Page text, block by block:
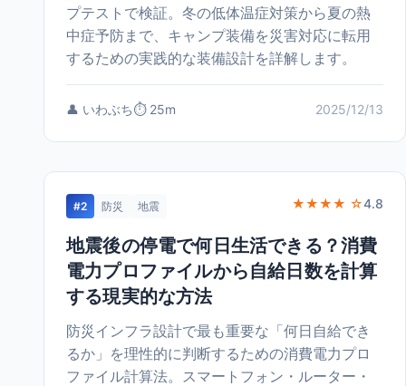
プテストで検証。冬の低体温症対策から夏の熱
中症予防まで、キャンプ装備を災害対応に転用
するための実践的な装備設計を詳解します。
👤 いわぶち⏱️ 25m 2025/12/13
#2 防災 地震 ★★★★ ☆4.8
地震後の停電で何日生活できる？消費
電力プロファイルから自給日数を計算
する現実的な方法
防災インフラ設計で最も重要な「何日自給でき
るか」を理性的に判断するための消費電力プロ
ファイル計算法。スマートフォン・ルーター・